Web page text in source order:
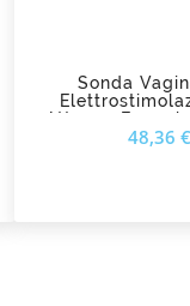
Sonda
Attacco
48,36 €